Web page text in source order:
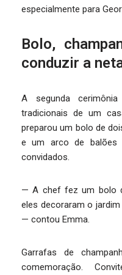
especialmente para
Bolo,
conduzir a
A segunda
tradicionais de um
preparou um bolo de
e um arco de balões
convidados.
— A chef fez um bolo
eles decoraram o
— contou Emma.
Garrafas de
comemoração.